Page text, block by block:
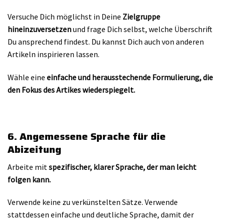
Versuche Dich möglichst in Deine Zielgruppe
hineinzuversetzenund frage Dich selbst, welche Überschrift
Du ansprechend findest. Du kannst Dich auch von anderen
Artikeln inspirieren lassen.
Wähle eine einfache und herausstechende Formulierung, die
den Fokus des Artikes wiederspiegelt.
6. Angemessene Sprache für die
Abizeitung
Arbeite mit spezifischer, klarer Sprache, der man leicht
folgen kann.
Verwende keine zu verkünstelten Sätze. Verwende
stattdessen einfache und deutliche Sprache, damit der